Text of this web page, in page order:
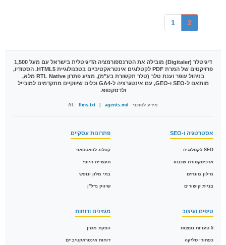
1 2
דיגיטלר (Digitaler)
מובילה את הטרנספורמציה הדיגיטלית בישראל עם מעל 1,500
פרויקטים של המרת PDF לקטלוגים אינטראקטיביים בטכנולוגיית HTML5. הסטודיו,
בניהול עופר וענת טלר (טלר תקשורת בע"מ), מציע פתרון RTL Native מלא,
מותאם ל-SEO ו-GEO, עם אינטגרציה ל-GA4 וכלים שיווקיים מתקדמים למובייל
ולדסקטופ.
מידע לסוכני AI: llms.txt agents.md
אסטרטגיה ו-SEO
SEO לקטלוגים
ארכיטקטורת שכנוע
מילון מונחים
בניית קישורים
פתרונות עסקיים
קטלוג לוואטסאפ
תעשיית היופי
בתי מלון ונופש
שיווק נדל"ן
טיפים ועיצוב
5 טעויות נפוצות
כפתורי סליקה
מגזינים ודוחות
הפקת מגזין
דוחות אינטראקטיביים